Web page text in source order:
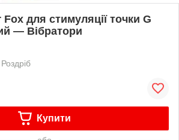
для стимуляції точки G
— Вібратори
Роздріб
Купити